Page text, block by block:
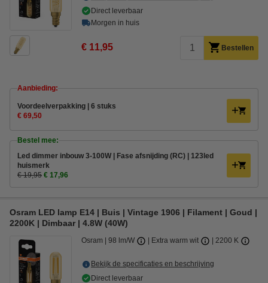
Direct leverbaar
Morgen in huis
€ 11,95 Bestellen
Aanbieding:
Voordeelverpakking | 6 stuks
€ 69,50
Bestel mee:
Led dimmer inbouw 3-100W | Fase afsnijding (RC) | 123led
huismerk
€ 19,95 € 17,96
Osram LED lamp E14 | Buis | Vintage 1906 | Filament | Goud |
2200K | Dimbaar | 4.8W (40W)
Osram 98 lm/W Extra warm wit 2200 K
Bekijk de specificaties en beschrijving
Direct leverbaar